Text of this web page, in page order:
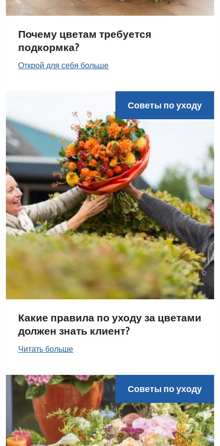
Почему цветам требуется
подкормка?
Открой для себя больше
Советы по уходу
Какие правила по уходу за цветами
должен знать клиент?
Читать больше
Советы по уходу